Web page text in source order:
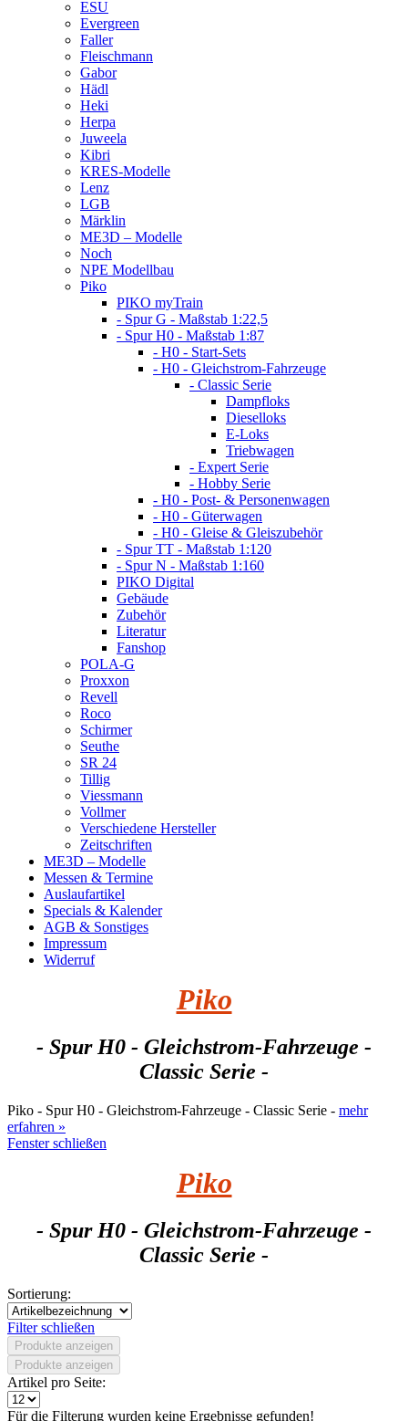
ESU
Evergreen
Faller
Fleischmann
Gabor
Hädl
Heki
Herpa
Juweela
Kibri
KRES-Modelle
Lenz
LGB
Märklin
ME3D – Modelle
Noch
NPE Modellbau
Piko
PIKO myTrain
- Spur G - Maßstab 1:22,5
- Spur H0 - Maßstab 1:87
- H0 - Start-Sets
- H0 - Gleichstrom-Fahrzeuge
- Classic Serie
Dampfloks
Dieselloks
E-Loks
Triebwagen
- Expert Serie
- Hobby Serie
- H0 - Post- & Personenwagen
- H0 - Güterwagen
- H0 - Gleise & Gleiszubehör
- Spur TT - Maßstab 1:120
- Spur N - Maßstab 1:160
PIKO Digital
Gebäude
Zubehör
Literatur
Fanshop
POLA-G
Proxxon
Revell
Roco
Schirmer
Seuthe
SR 24
Tillig
Viessmann
Vollmer
Verschiedene Hersteller
Zeitschriften
ME3D – Modelle
Messen & Termine
Auslaufartikel
Specials & Kalender
AGB & Sonstiges
Impressum
Widerruf
Piko
- Spur H0 - Gleichstrom-Fahrzeuge -
Classic Serie -
Piko - Spur H0 - Gleichstrom-Fahrzeuge - Classic Serie - mehr
erfahren »
Fenster schließen
Piko
- Spur H0 - Gleichstrom-Fahrzeuge -
Classic Serie -
Sortierung:
Filter schließen
Produkte anzeigen
Produkte anzeigen
Artikel pro Seite:
Für die Filterung wurden keine Ergebnisse gefunden!